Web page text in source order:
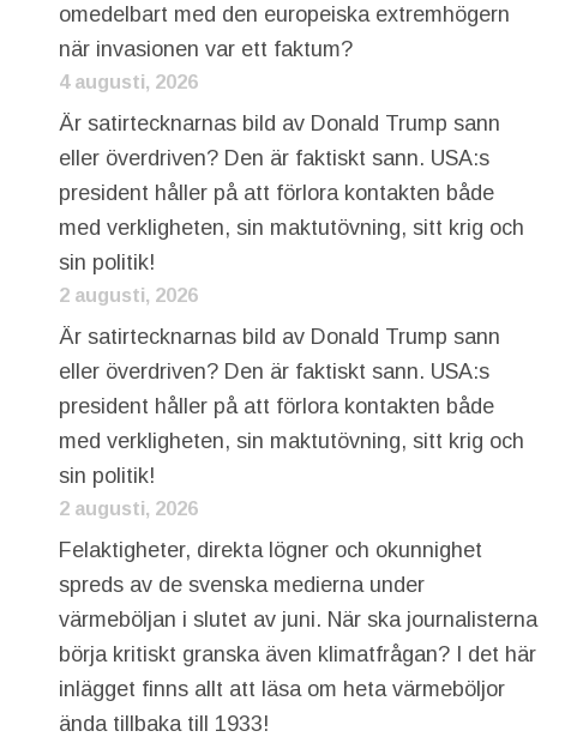
omedelbart med den europeiska extremhögern
när invasionen var ett faktum?
4 augusti, 2026
Är satirtecknarnas bild av Donald Trump sann
eller överdriven? Den är faktiskt sann. USA:s
president håller på att förlora kontakten både
med verkligheten, sin maktutövning, sitt krig och
sin politik!
2 augusti, 2026
Är satirtecknarnas bild av Donald Trump sann
eller överdriven? Den är faktiskt sann. USA:s
president håller på att förlora kontakten både
med verkligheten, sin maktutövning, sitt krig och
sin politik!
2 augusti, 2026
Felaktigheter, direkta lögner och okunnighet
spreds av de svenska medierna under
värmeböljan i slutet av juni. När ska journalisterna
börja kritiskt granska även klimatfrågan? I det här
inlägget finns allt att läsa om heta värmeböljor
ända tillbaka till 1933!